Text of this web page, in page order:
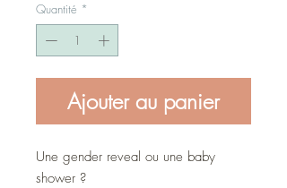
Quantité *
Ajouter au panier
Une gender reveal ou une baby
shower ?